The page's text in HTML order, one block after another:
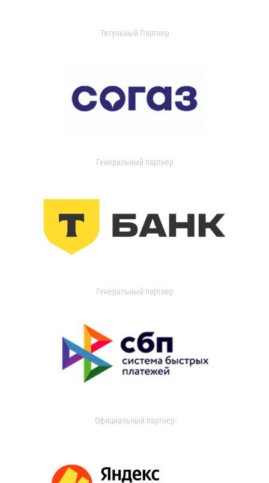
Титульный Партнер
Генеральный партнер
Генеральный партнер
Официальный партнер